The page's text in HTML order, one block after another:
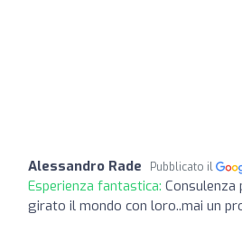
Alessandro Rade Pubblicato il
Esperienza fantastica: Consulenza
girato il mondo con loro..mai un